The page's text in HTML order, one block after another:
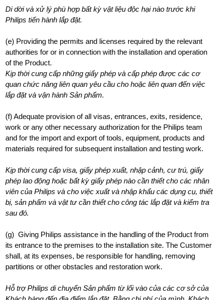
Di dời và xử lý phù hợp bất kỳ vật liệu độc hại nào trước khi
Philips tiến hành lắp đặt.
(e) Providing the permits and licenses required by the relevant
authorities for or in connection with the installation and operation
of the Product.
Kịp thời cung cấp những giấy phép và cấp phép được các cơ
quan chức năng liên quan yêu cầu cho hoặc liên quan đến việc
lắp đặt và vận hành Sản phẩm.
(f) Adequate provision of all visas, entrances, exits, residence,
work or any other necessary authorization for the Philips team
and for the import and export of tools, equipment, products and
materials required for subsequent installation and testing work.
Kịp thời cung cấp visa, giấy phép xuất, nhập cảnh, cư trú, giấy
phép lao động hoặc bất kỳ giấy phép nào cần thiết cho các nhân
viên của Philips và cho việc xuất và nhập khẩu các dụng cụ, thiết
bị, sản phẩm và vật tư cần thiết cho công tác lắp đặt và kiểm tra
sau đó.
(g) Giving Philips assistance in the handling of the Product from
its entrance to the premises to the installation site. The Customer
shall, at its expenses, be responsible for handling, removing
partitions or other obstacles and restoration work.
Hỗ trợ Philips di chuyển Sản phẩm từ lối vào của các cơ sở của